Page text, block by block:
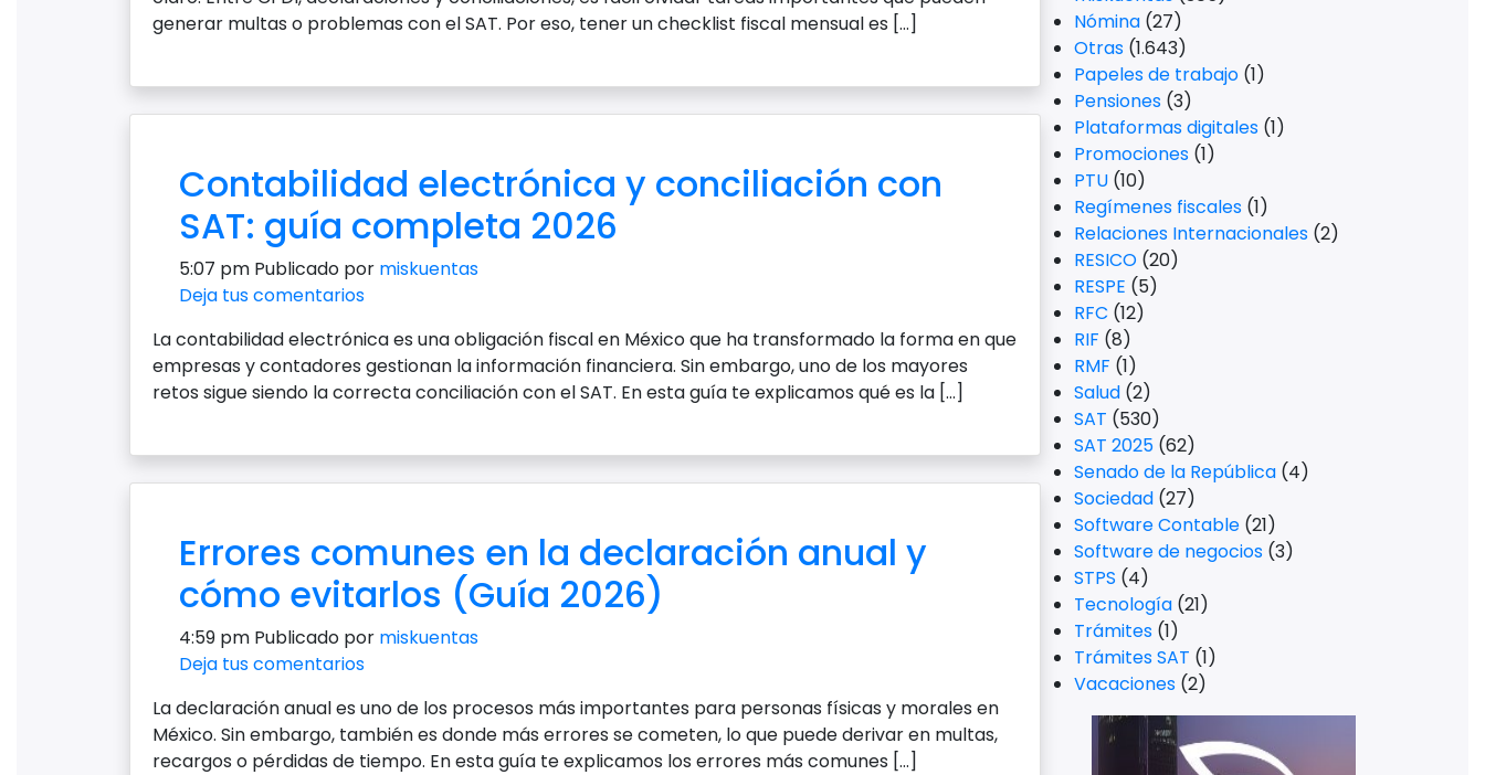
generar multas o problemas con el SAT. Por eso, tener un checklist fiscal mensual es […]
Contabilidad electrónica y conciliación con
SAT: guía completa 2026
5:07 pm Publicado por miskuentas
Deja tus comentarios
La contabilidad electrónica es una obligación fiscal en México que ha transformado la forma en que
empresas y contadores gestionan la información financiera. Sin embargo, uno de los mayores
retos sigue siendo la correcta conciliación con el SAT. En esta guía te explicamos qué es la […]
Errores comunes en la declaración anual y
cómo evitarlos (Guía 2026)
4:59 pm Publicado por miskuentas
Deja tus comentarios
La declaración anual es uno de los procesos más importantes para personas físicas y morales en
México. Sin embargo, también es donde más errores se cometen, lo que puede derivar en multas,
recargos o pérdidas de tiempo. En esta guía te explicamos los errores más comunes […]
Nómina (27)
Otras (1.643)
Papeles de trabajo (1)
Pensiones (3)
Plataformas digitales (1)
Promociones (1)
PTU (10)
Regímenes fiscales (1)
Relaciones Internacionales (2)
RESICO (20)
RESPE (5)
RFC (12)
RIF (8)
RMF (1)
Salud (2)
SAT (530)
SAT 2025 (62)
Senado de la República (4)
Sociedad (27)
Software Contable (21)
Software de negocios (3)
STPS (4)
Tecnología (21)
Trámites (1)
Trámites SAT (1)
Vacaciones (2)